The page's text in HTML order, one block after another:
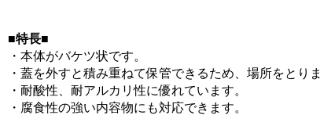
■特長■
・本体がバケツ状です。
・蓋を外すと積み重ねて保管できるため、場所をとりま
・耐酸性、耐アルカリ性に優れています。
・腐食性の強い内容物にも対応できます。